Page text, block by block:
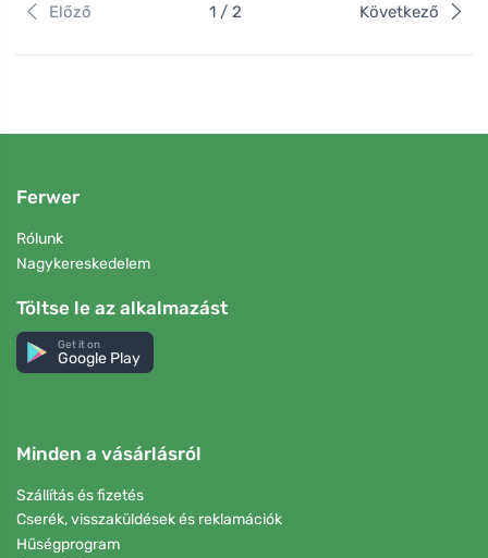
Előző 1 / 2 Következő
Ferwer
Rólunk
Nagykereskedelem
Töltse le az alkalmazást
Get it on
Google Play
Minden a vásárlásról
Szállítás és fizetés
Cserék, visszaküldések és reklamációk
Hűségprogram